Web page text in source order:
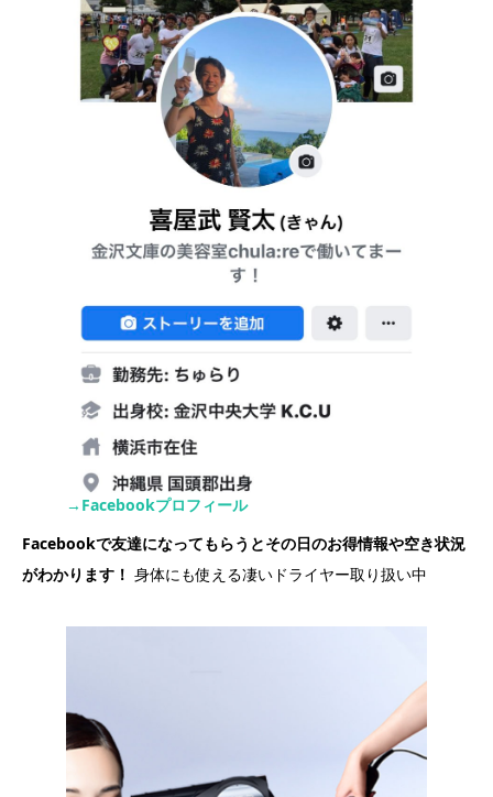
→Facebookプロフィール
Facebookで友達になってもらうとその日のお得情報や空き状況
がわかります！ 身体にも使える凄いドライヤー取り扱い中